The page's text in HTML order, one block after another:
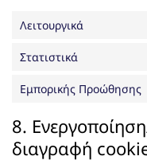
Λειτουργικά
Στατιστικά
Εμπορικής Προώθησης
8.
διαγραφή